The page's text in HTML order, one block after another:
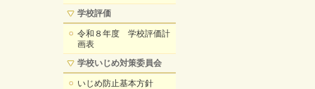
学校評価
令和８年度 学校評価計
画表
学校いじめ対策委員会
いじめ防止基本方針